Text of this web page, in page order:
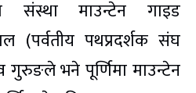
संस्था माउन्टेन गाइड
(पर्वतीय पथप्रदर्शक संघ
गुरुङले भने पूर्णिमा माउन्टेन